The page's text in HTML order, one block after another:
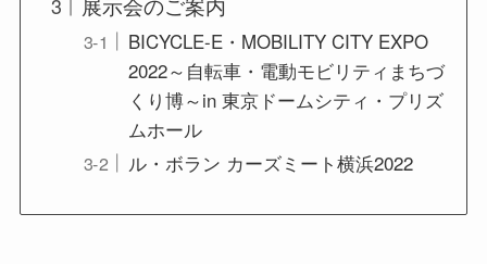
BICYCLE-E・MOBILITY CITY EXPO
2022～自転車・電動モビリティまちづ
くり博～in 東京ドームシティ・プリズ
ムホール
ル・ボラン カーズミート横浜2022